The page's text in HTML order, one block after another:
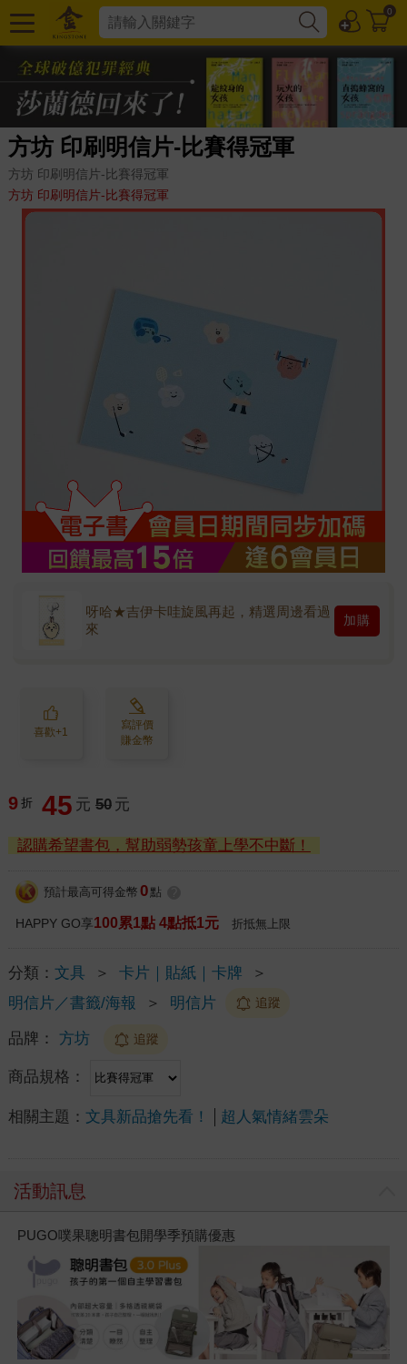
0
方坊 印刷明信片-比賽得冠軍
方坊 印刷明信片-比賽得冠軍
方坊 印刷明信片-比賽得冠軍
呀哈★吉伊卡哇旋風再起，精選周邊看過
來
加購
喜歡+1
寫評價
賺金幣
9 折 45 元 50 元
認購希望書包，幫助弱勢孩童上學不中斷！
預計最高可得金幣 0 點
HAPPY GO享100累1點 4點抵1元 折抵無上限
分類： 文具 ＞ 卡片｜貼紙｜卡牌
＞
明信片／書籤/海報
＞ 明信片 追蹤
品牌： 方坊 追蹤
商品規格：
相關主題： 文具新品搶先看！ 超人氣情緒雲朵
活動訊息
PUGO噗果聰明書包開學季預購優惠